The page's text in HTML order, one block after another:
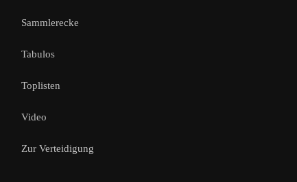
Sammlerecke
Tabulos
Toplisten
Video
Zur Verteidigung